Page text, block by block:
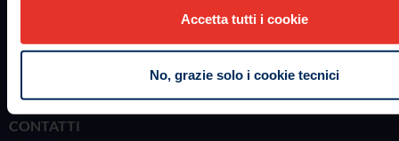
Accetta tutti i cookie
No, grazie solo i cookie tecnici
CONTATTI